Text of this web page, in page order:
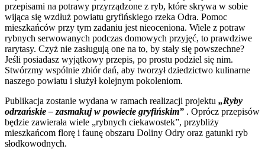
przepisami na potrawy przyrządzone z ryb, które skrywa w sobie
wijąca się wzdłuż powiatu gryfińskiego rzeka Odra. Pomoc
mieszkańców przy tym zadaniu jest nieoceniona. Wiele z potraw
rybnych serwowanych podczas domowych przyjęć, to prawdziwe
rarytasy. Czyż nie zasługują one na to, by stały się powszechne?
Jeśli posiadasz wyjątkowy przepis, po prostu podziel się nim.
Stwórzmy wspólnie zbiór dań, aby tworzył dziedzictwo kulinarne
naszego powiatu i służył kolejnym pokoleniom.
Publikacja zostanie wydana w ramach realizacji projektu „Ryby
odrzańskie – zasmakuj w powiecie gryfińskim” . Oprócz przepisów
będzie zawierała wiele „rybnych ciekawostek”, przybliży
mieszkańcom florę i faunę obszaru Doliny Odry oraz gatunki ryb
słodkowodnych.